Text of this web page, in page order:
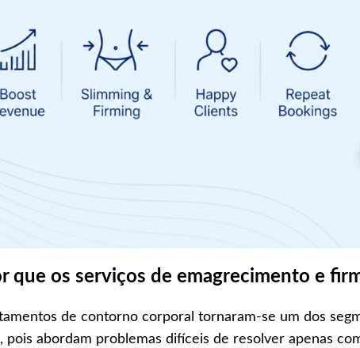
que os serviços de emagrecimento e
de contorno corporal tornaram-se um dos
pois abordam problemas difíceis de resolver apenas